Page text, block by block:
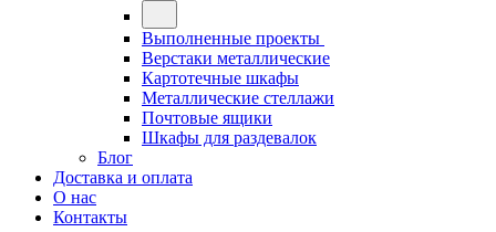
Выполненные проекты
Верстаки металлические
Картотечные шкафы
Металлические стеллажи
Почтовые ящики
Шкафы для раздевалок
Блог
Доставка и оплата
О нас
Контакты